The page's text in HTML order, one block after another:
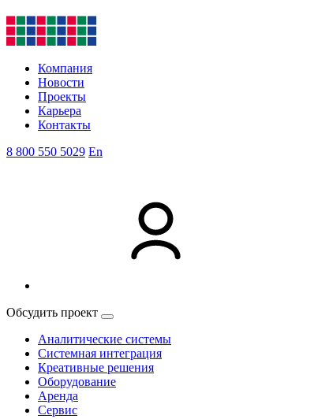
Компания
Новости
Проекты
Карьера
Контакты
8 800 550 5029 En
Обсудить проект
Аналитические системы
Системная интеграция
Креативные решения
Оборудование
Аренда
Сервис